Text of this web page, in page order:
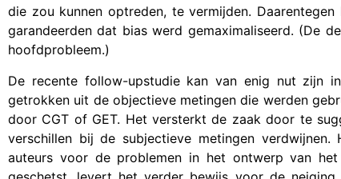
die zou kunnen optreden, te vermijden.
garandeerden dat bias werd gemaximaliseerd. (De
hoofdprobleem.)
De recente follow-upstudie kan van enig nut zijn
getrokken uit de objectieve metingen die werden
door CGT of GET. Het versterkt de zaak door te
verschillen bij de subjectieve metingen
auteurs voor de problemen in het ontwerp van